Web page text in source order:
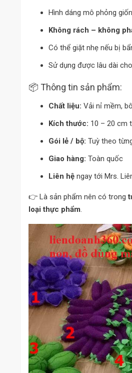
Hình dáng mô phỏng
Không rách – không
Có thể giặt nhẹ nếu bị
Sử dụng được lâu dài
📦 Thông tin sản phẩm:
Chất liệu: Vải nỉ mềm,
Kích thước: 10 – 20 cm
Gói lẻ / bộ: Tuỳ theo
Giao hàng: Toàn quốc
Liên hệ ngay tới Mrs.
👉 Là sản phẩm nên có trong
loại thực phẩm.